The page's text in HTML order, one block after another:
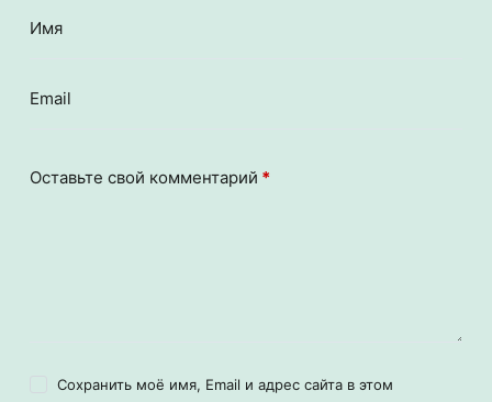
Имя
Email
Оставьте свой комментарий *
Сохранить моё имя, Email и адрес сайта в этом